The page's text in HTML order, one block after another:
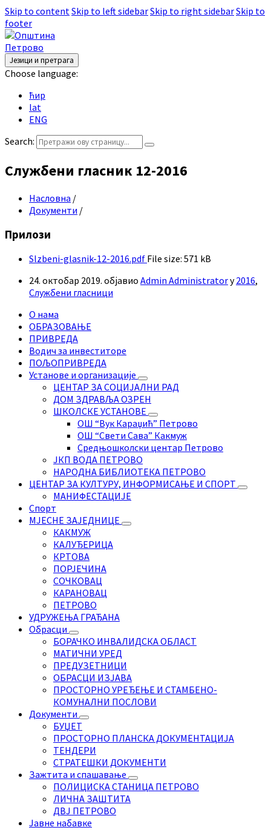
Skip to contentSkip to left sidebarSkip to right sidebarSkip to
footer
Језици и претрага
Choose language:
ћир
lat
ENG
Search:
Службени гласник 12-2016
Насловна /
Документи /
Прилози
Slzbeni-glasnik-12-2016.pdf File size: 571 kB
24. октобар 2019. објавио Admin Administratorу2016,
Службени гласници
О нама
ОБРАЗОВАЊЕ
ПРИВРЕДА
Водич за инвеститоре
ПОЉОПРИВРЕДА
Установе и организације
ЦЕНТАР ЗА СОЦИЈАЛНИ РАД
ДОМ ЗДРАВЉА ОЗРЕН
ШКОЛСКЕ УСТАНОВЕ
ОШ “Вук Караџић” Петрово
ОШ “Свети Сава” Какмуж
Средњошколски центар Петрово
ЈКП ВОДА ПЕТРОВО
НАРОДНА БИБЛИОТЕКА ПЕТРОВО
ЦЕНТАР ЗА КУЛТУРУ, ИНФОРМИСАЊЕ И СПОРТ
МАНИФЕСТАЦИЈЕ
Спорт
МЈЕСНЕ ЗАЈЕДНИЦЕ
КАКМУЖ
КАЛУЂЕРИЦА
КРТОВА
ПОРЈЕЧИНА
СОЧКОВАЦ
КАРАНОВАЦ
ПЕТРОВО
УДРУЖЕЊА ГРАЂАНА
Обрасци
БОРАЧКО ИНВАЛИДСКА ОБЛАСТ
МАТИЧНИ УРЕД
ПРЕДУЗЕТНИЦИ
ОБРАСЦИ ИЗЈАВА
ПРОСТОРНО УРЕЂЕЊЕ И СТАМБЕНО-
КОМУНАЛНИ ПОСЛОВИ
Документи
БУЏЕТ
ПРОСТОРНО ПЛАНСКА ДОКУМЕНТАЦИЈА
ТЕНДЕРИ
СТРАТЕШКИ ДОКУМЕНТИ
Зажтита и спашавање
ПОЛИЦИСКА СТАНИЦА ПЕТРОВО
ЛИЧНА ЗАШТИТА
ДВЈ ПЕТРОВО
Јавне набавке